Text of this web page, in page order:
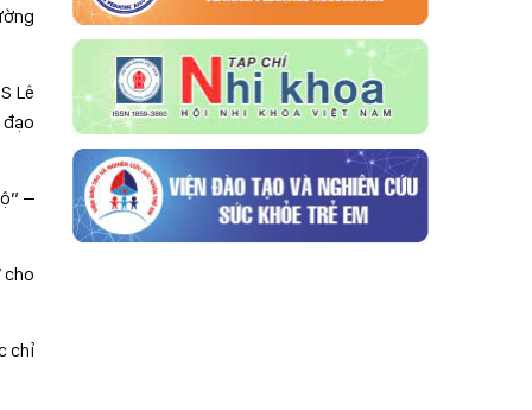
Lê
–
cho
chỉ